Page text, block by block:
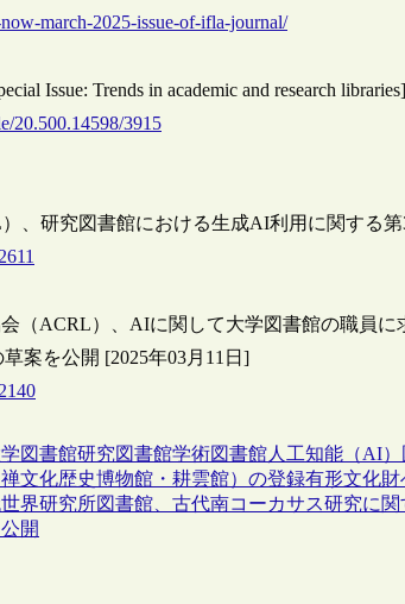
march-2025-issue-of-ifla-journal/
Issue: Trends in academic and research libraries]
20.500.14598/3915
、研究図書館における生成AI利用に関する
（ACRL）、AIに関して大学図書館の職員に
草案を公開 [2025年03月11日]
図書館研究図書館学術図書館人工知能（AI）
文化歴史博物館・耕雲館）の登録有形文化
界研究所図書館、古代南コーカサス研究に関
開